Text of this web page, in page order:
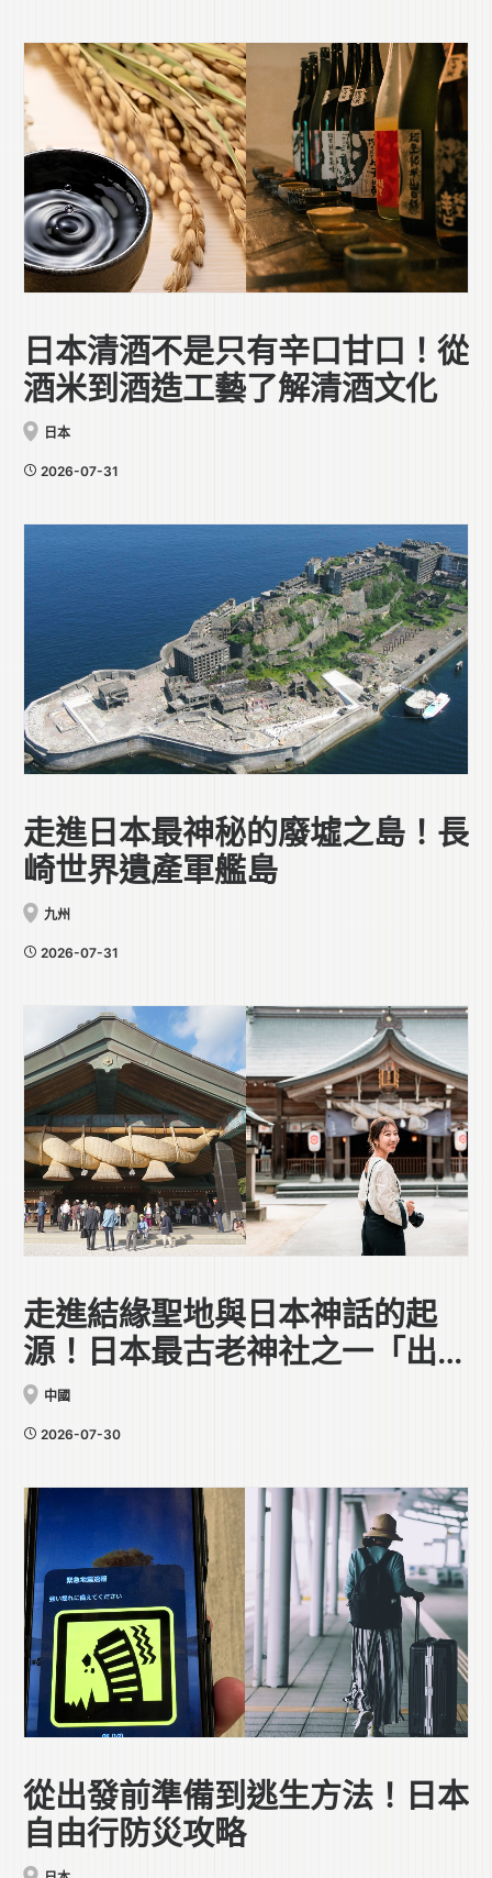
日本清酒不是只有辛口甘口！從
酒米到酒造工藝了解清酒文化
日本
2026-07-31
走進日本最神秘的廢墟之島！長
崎世界遺產軍艦島
九州
2026-07-31
走進結緣聖地與日本神話的起
源！日本最古老神社之一「出雲
大社」
中國
2026-07-30
從出發前準備到逃生方法！日本
自由行防災攻略